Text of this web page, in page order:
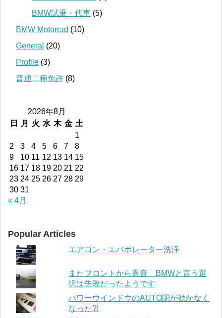
BMW試乗・代車 (5)
BMW Motorrad (10)
General (20)
Profile (3)
普通二種免許 (8)
2026年8月
日
月 火 水 木 金 土
1
2
3 4 5 6 7
8
9
10 11 12 13 14 15
16 17 18 19 20 21 22
23 24 25 26 27 28 29
30 31
« 4月
Popular Articles
エアコン・エバポレーター洗浄
またフロントから異音 BMWと言う選
択は失敗だったようです
パワーウインドウのAUTO閉が効かなく
なった?!